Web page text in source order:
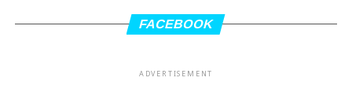
FACEBOOK
ADVERTISEMENT